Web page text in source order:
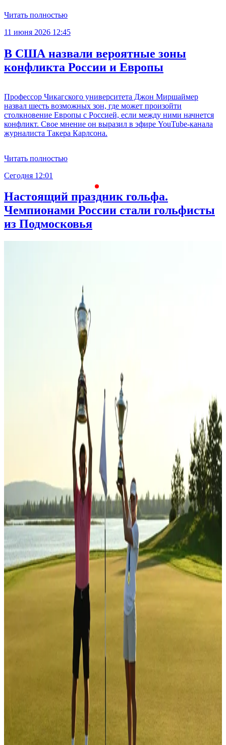
Читать полностью
11 июня 2026 12:45
В США назвали вероятные зоны
конфликта России и Европы
Профессор Чикагского университета Джон Миршаймер
назвал шесть возможных зон, где может произойти
столкновение Европы с Россией, если между ними начнется
конфликт. Свое мнение он выразил в эфире YouTube-канала
журналиста Такера Карлсона.
Читать полностью
Сегодня 12:01
Настоящий праздник гольфа.
Чемпионами России стали гольфисты
из Подмосковья